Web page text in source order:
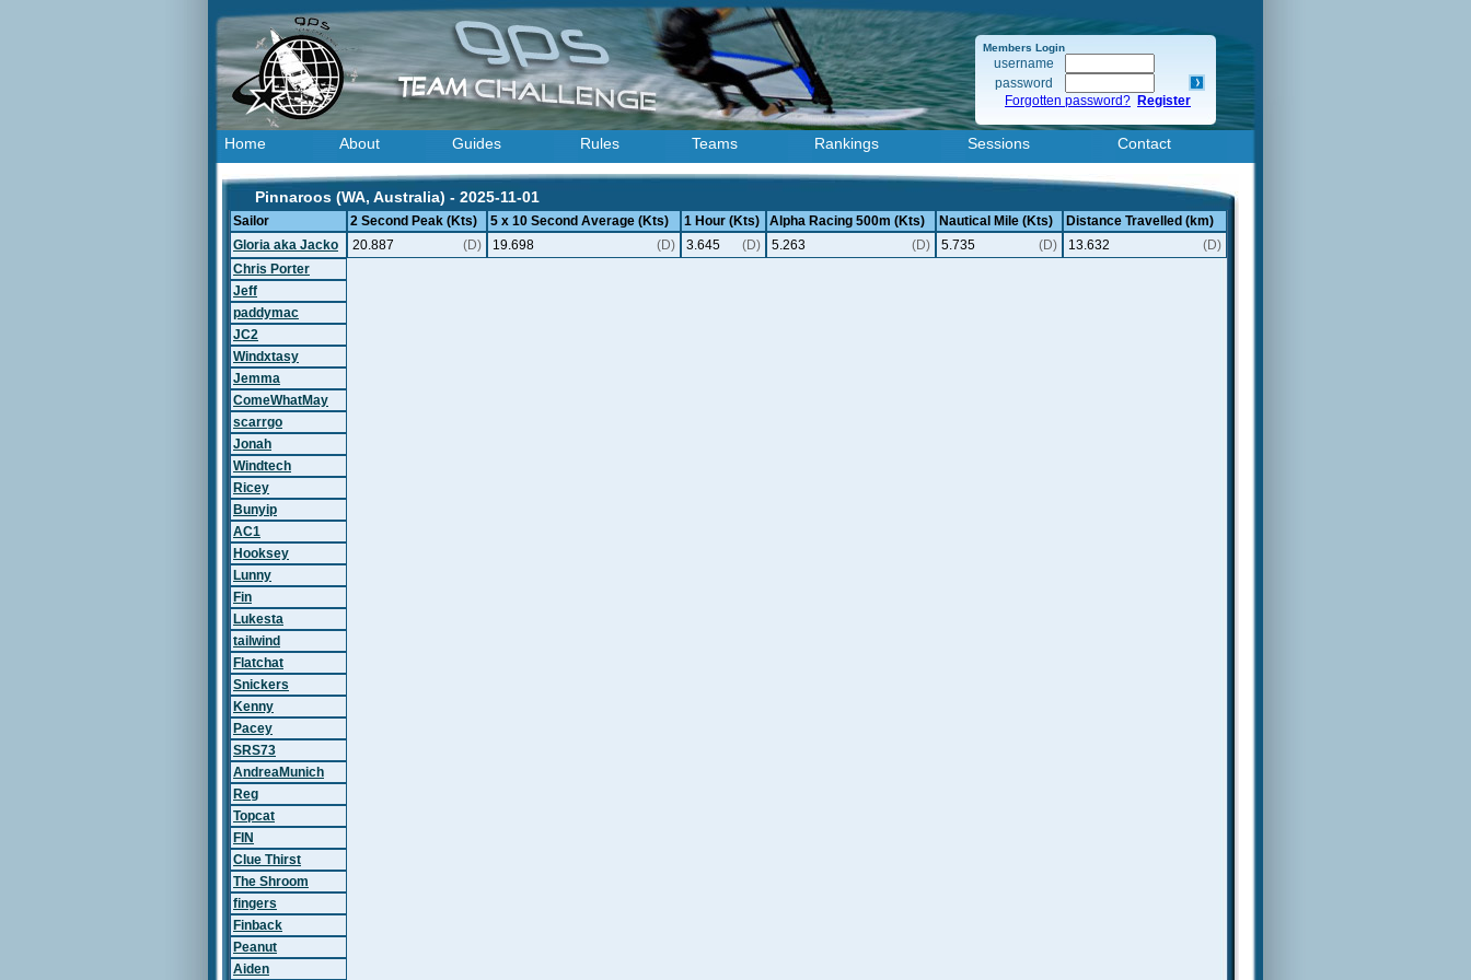
Members Login
username
password
Forgotten password? Register
Home About Guides Rules Teams Rankings Sessions Contact
Pinnaroos (WA, Australia) - 2025-11-01
Sailor 2 Second Peak (Kts) 5 x 10 Second Average (Kts) 1 Hour (Kts) Alpha Racing 500m (Kts) Nautical Mile (Kts)
Distance Travelled (km)
Gloria aka Jacko
20.887 (D) 19.698 (D) 3.645 (D) 5.263 (D) 5.735 (D) 13.632
(D)
Chris Porter
Jeff
paddymac
JC2
Windxtasy
Jemma
ComeWhatMay
scarrgo
Jonah
Windtech
Ricey
Bunyip
AC1
Hooksey
Lunny
Fin
Lukesta
tailwind
Flatchat
Snickers
Kenny
Pacey
SRS73
AndreaMunich
Reg
Topcat
FIN
Clue Thirst
The Shroom
fingers
Finback
Peanut
Aiden